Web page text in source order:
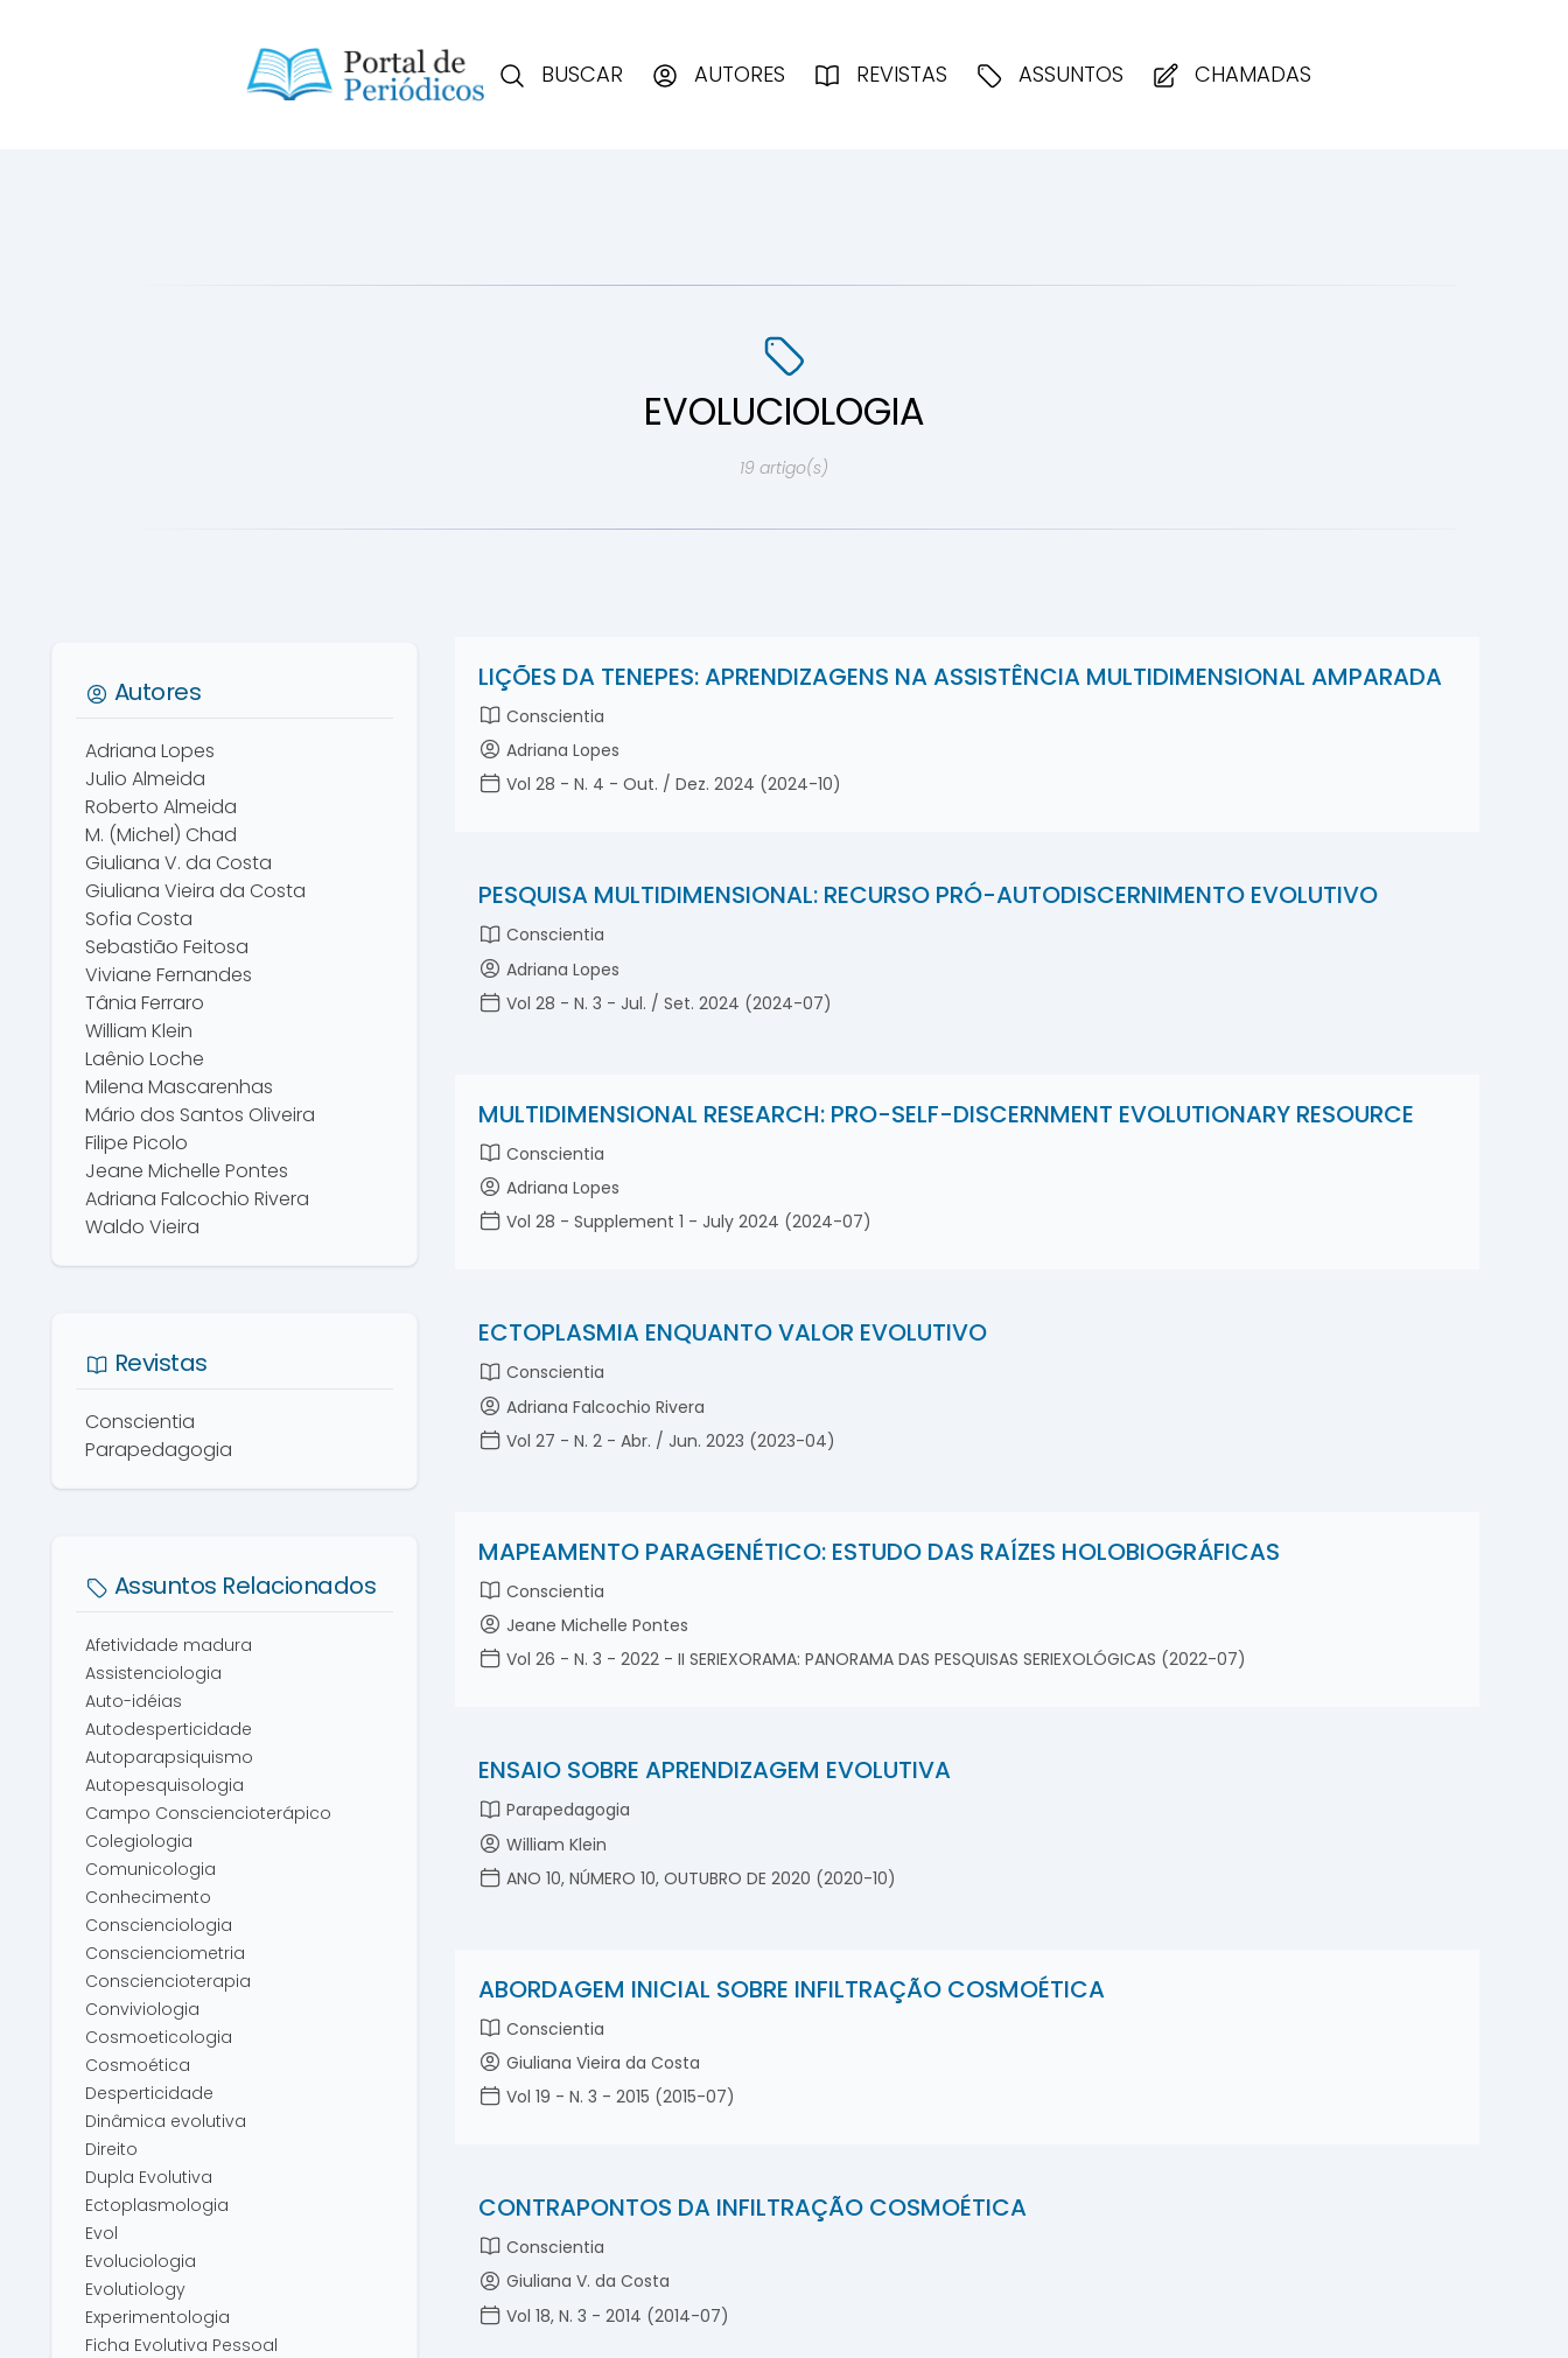
Portal de Periódicos da Conscienciologia
BUSCAR AUTORES REVISTAS ASSUNTOS CHAMADAS
EVOLUCIOLOGIA
19 artigo(s)
Autores
Adriana Lopes
Julio Almeida
Roberto Almeida
M. (Michel) Chad
Giuliana V. da Costa
Giuliana Vieira da Costa
Sofia Costa
Sebastião Feitosa
Viviane Fernandes
Tânia Ferraro
William Klein
Laênio Loche
Milena Mascarenhas
Mário dos Santos Oliveira
Filipe Picolo
Jeane Michelle Pontes
Adriana Falcochio Rivera
Waldo Vieira
Revistas
Conscientia
Parapedagogia
Assuntos Relacionados
Afetividade madura
Assistenciologia
Auto-idéias
Autodesperticidade
Autoparapsiquismo
Autopesquisologia
Campo Consciencioterápico
Colegiologia
Comunicologia
Conhecimento
Conscienciologia
Conscienciometria
Consciencioterapia
Conviviologia
Cosmoeticologia
Cosmoética
Desperticidade
Dinâmica evolutiva
Direito
Dupla Evolutiva
Ectoplasmologia
Evol
Evoluciologia
Evolutiology
Experimentologia
Ficha Evolutiva Pessoal
LIÇÕES DA TENEPES: APRENDIZAGENS NA ASSISTÊNCIA MULTIDIMENSIONAL AMPARADA
Conscientia
Adriana Lopes
Vol 28 - N. 4 - Out. / Dez. 2024 (2024-10)
PESQUISA MULTIDIMENSIONAL: RECURSO PRÓ-AUTODISCERNIMENTO EVOLUTIVO
Conscientia
Adriana Lopes
Vol 28 - N. 3 - Jul. / Set. 2024 (2024-07)
MULTIDIMENSIONAL RESEARCH: PRO-SELF-DISCERNMENT EVOLUTIONARY RESOURCE
Conscientia
Adriana Lopes
Vol 28 - Supplement 1 - July 2024 (2024-07)
ECTOPLASMIA ENQUANTO VALOR EVOLUTIVO
Conscientia
Adriana Falcochio Rivera
Vol 27 - N. 2 - Abr. / Jun. 2023 (2023-04)
MAPEAMENTO PARAGENÉTICO: ESTUDO DAS RAÍZES HOLOBIOGRÁFICAS
Conscientia
Jeane Michelle Pontes
Vol 26 - N. 3 - 2022 - II SERIEXORAMA: PANORAMA DAS PESQUISAS SERIEXOLÓGICAS (2022-07)
ENSAIO SOBRE APRENDIZAGEM EVOLUTIVA
Parapedagogia
William Klein
ANO 10, NÚMERO 10, OUTUBRO DE 2020 (2020-10)
ABORDAGEM INICIAL SOBRE INFILTRAÇÃO COSMOÉTICA
Conscientia
Giuliana Vieira da Costa
Vol 19 - N. 3 - 2015 (2015-07)
CONTRAPONTOS DA INFILTRAÇÃO COSMOÉTICA
Conscientia
Giuliana V. da Costa
Vol 18, N. 3 - 2014 (2014-07)